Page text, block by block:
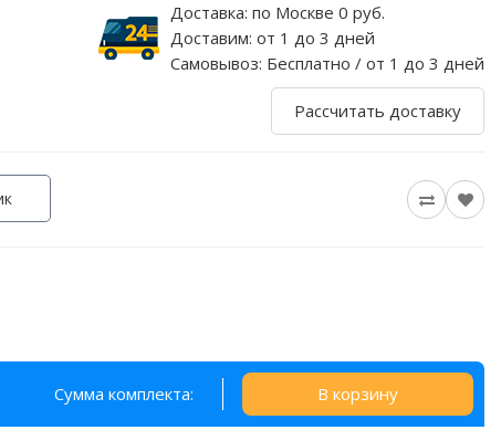
Доставка: по Москве 0 руб.
Доставим: от 1 до 3 дней
Самовывоз: Бесплатно / от 1 до 3 дней
Рассчитать доставку
Сумма комплекта: В корзину